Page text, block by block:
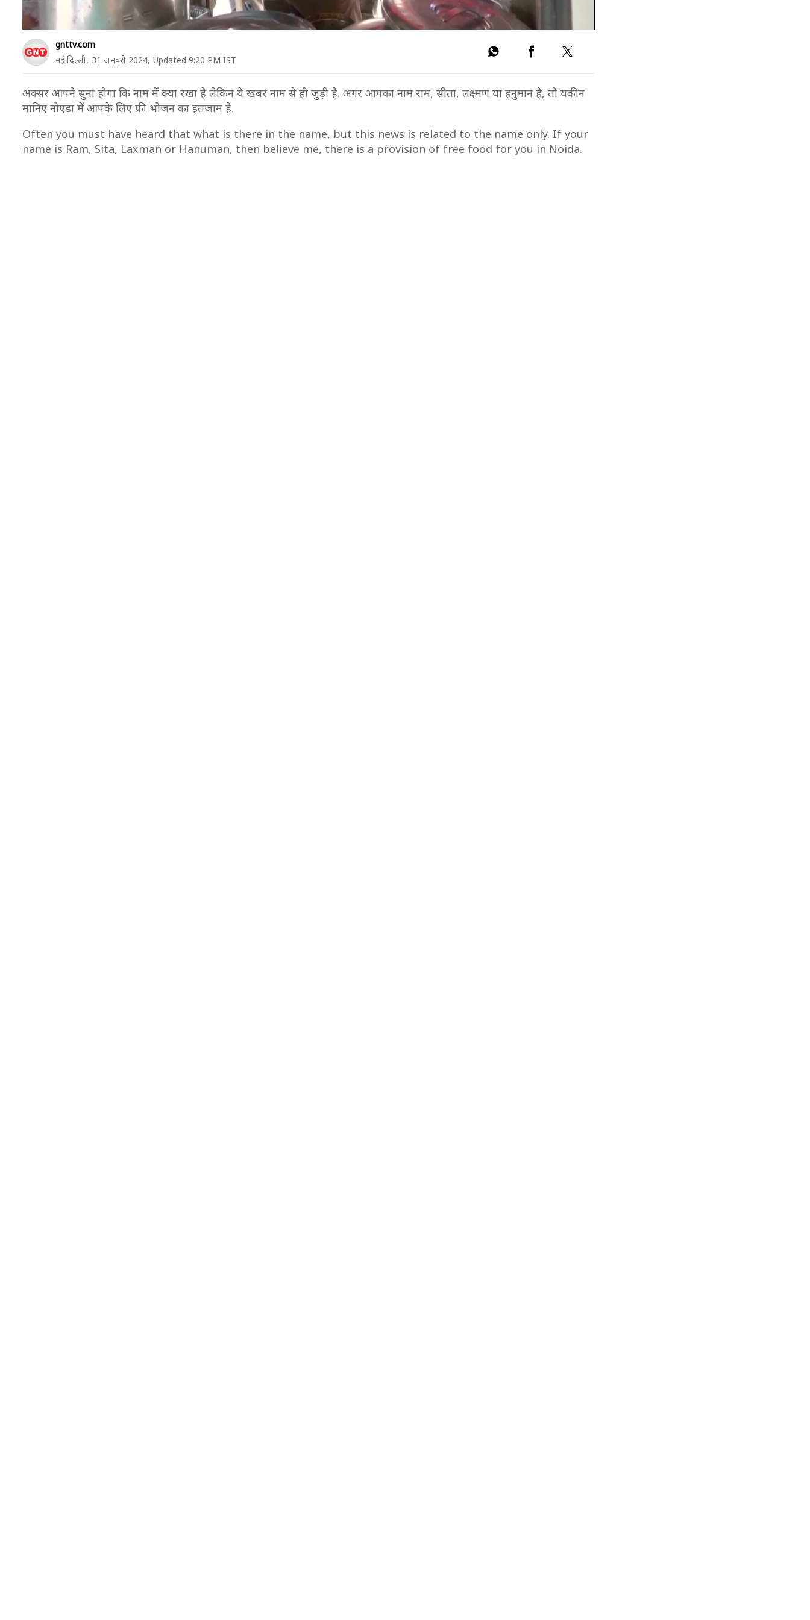
gnttv.com
नई दिल्ली, 31 जनवरी 2024, Updated 9:20 PM IST
अक्सर आपने सुना होगा कि नाम में क्या रखा है लेकिन ये खबर नाम से ही जुड़ी है. अगर आपका नाम राम, सीता, लक्ष्मण या हनुमान है, तो यकीन
मानिए नोएडा में आपके लिए फ्री भोजन का इंतजाम है.
Often you must have heard that what is there in the name, but this news is related to the name only. If your
name is Ram, Sita, Laxman or Hanuman, then believe me, there is a provision of free food for you in Noida.